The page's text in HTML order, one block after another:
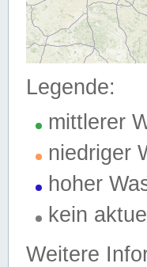
Legende:
mittlerer
niedriger
hoher
kein
Weitere